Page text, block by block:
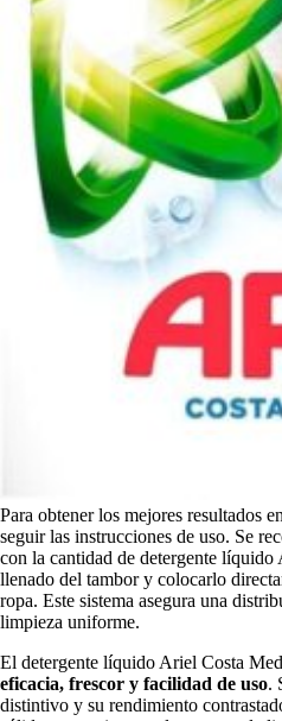
Para obtener los mejores resultados
seguir las instrucciones de uso. Se
con la cantidad de detergente
llenado del tambor y colocarlo
ropa. Este sistema asegura una
limpieza uniforme.
El detergente líquido Ariel Costa
eficacia, frescor y facilidad de uso.
distintivo y su rendimiento